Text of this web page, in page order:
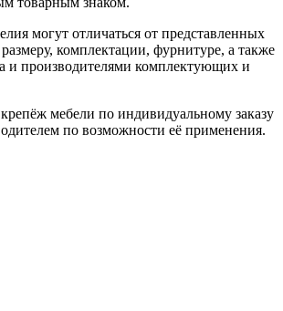
могут отличаться от представленных
комплектации, фурнитуре, а также
и производителями комплектующих и
мебели по индивидуальному заказу
по возможности её применения.